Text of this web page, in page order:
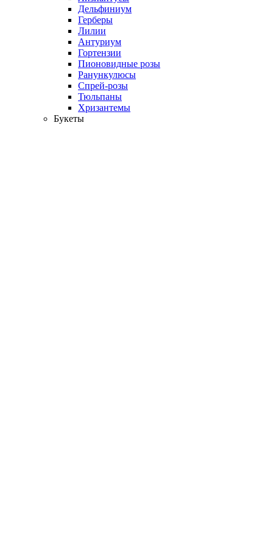
Дельфиниум
Герберы
Лилии
Антуриум
Гортензии
Пионовидные розы
Ранункулюсы
Спрей-розы
Тюльпаны
Хризантемы
Букеты